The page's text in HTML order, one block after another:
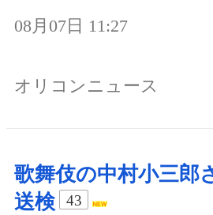
08月07日 11:27
オリコンニュース
歌舞伎の中村小三郎
送検
43